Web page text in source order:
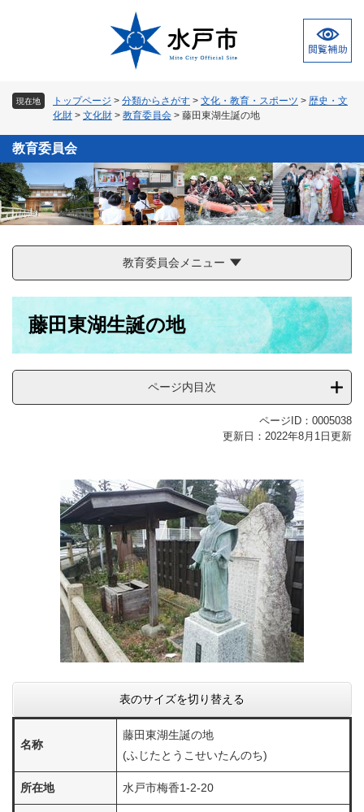
本
文
へ
現在地 トップページ > 分類からさがす > 文化・教育・スポーツ > 歴史・文
化財 > 文化財 > 教育委員会 > 藤田東湖生誕の地
教育委員会
教育委員会メニュー
藤田東湖生誕の地
ページ内目次
ページID：0005038
更新日：2022年8月1日更新
表のサイズを切り替える
名称
藤田東湖生誕の地
(ふじたとうこせいたんのち)
所在地 水戸市梅香1-2-20